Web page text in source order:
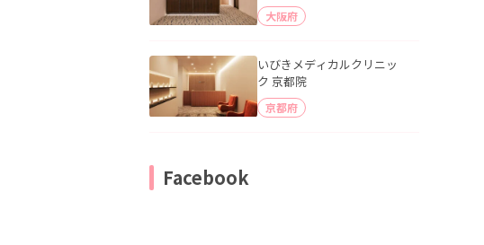
大阪府
いびきメディカルクリニッ
ク 京都院
京都府
Facebook